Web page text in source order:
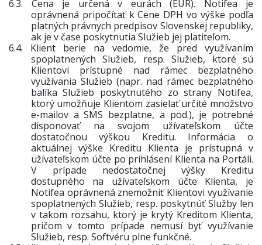
6.3. Cena je určená v eurách (EUR). Notifea je
oprávnená pripočítať k Cene DPH vo výške podľa
platných právnych predpisov Slovenskej republiky,
ak je v čase poskytnutia Služieb jej platiteľom.
6.4. Klient berie na vedomie, že pred využívaním
spoplatnených Služieb, resp. Služieb, ktoré sú
Klientovi prístupné nad rámec bezplatného
využívania Služieb (napr. nad rámec bezplatného
balíka Služieb poskytnutého zo strany Notifea,
ktorý umožňuje Klientom zasielať určité množstvo
e-mailov a SMS bezplatne, a pod.), je potrebné
disponovať na svojom užívateľskom účte
dostatočnou výškou Kreditu. Informácia o
aktuálnej výške Kreditu Klienta je prístupná v
užívateľskom účte po prihlásení Klienta na Portáli.
V prípade nedostatočnej výšky Kreditu
dostupného na užívateľskom účte Klienta, je
Notifea oprávnená znemožniť Klientovi využívanie
spoplatnených Služieb, resp. poskytnúť Služby len
v takom rozsahu, ktorý je krytý Kreditom Klienta,
pričom v tomto prípade nemusí byť využívanie
Služieb, resp. Softvéru plne funkčné.